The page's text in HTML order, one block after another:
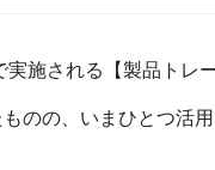
施される【製品トレ
のの、いまひとつ活